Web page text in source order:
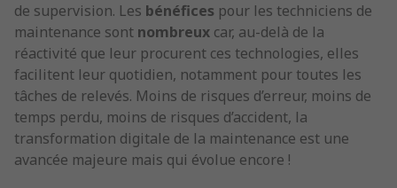
de supervision. Les bénéfices pour les techniciens de
maintenance sont nombreux car, au-delà de la
réactivité que leur procurent ces technologies, elles
facilitent leur quotidien, notamment pour toutes les
tâches de relevés. Moins de risques d’erreur, moins de
temps perdu, moins de risques d’accident, la
transformation digitale de la maintenance est une
avancée majeure mais qui évolue encore !